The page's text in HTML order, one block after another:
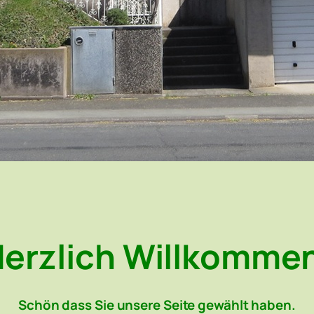
Schön dass Sie unsere Seite gewählt haben.